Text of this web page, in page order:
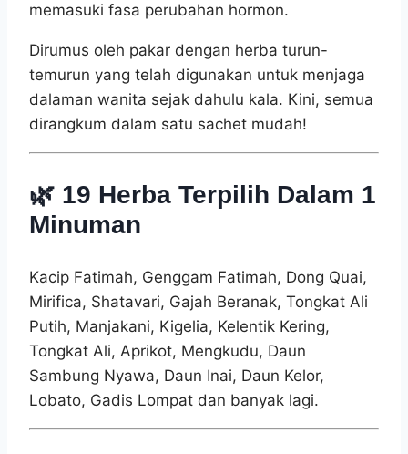
memasuki fasa perubahan hormon.
Dirumus oleh pakar dengan herba turun-
temurun yang telah digunakan untuk menjaga
dalaman wanita sejak dahulu kala. Kini, semua
dirangkum dalam satu sachet mudah!
🌿 19 Herba Terpilih Dalam 1
Minuman
Kacip Fatimah, Genggam Fatimah, Dong Quai,
Mirifica, Shatavari, Gajah Beranak, Tongkat Ali
Putih, Manjakani, Kigelia, Kelentik Kering,
Tongkat Ali, Aprikot, Mengkudu, Daun
Sambung Nyawa, Daun Inai, Daun Kelor,
Lobato, Gadis Lompat dan banyak lagi.